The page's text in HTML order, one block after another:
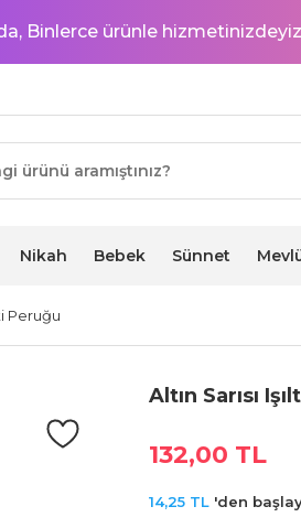
Binlerce ürünle
Nikah Bebek Sünnet
Peruğu
Altın Sarısı
132,00 TL
14,25 TL 'den